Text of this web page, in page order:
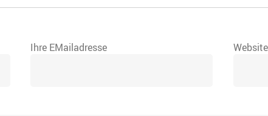
Ihre EMailadresse